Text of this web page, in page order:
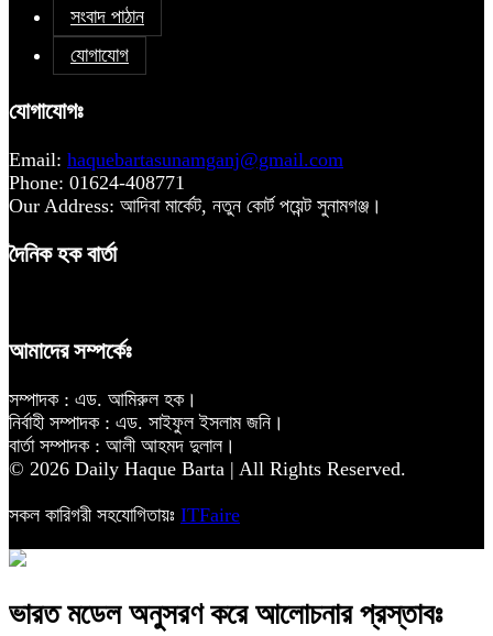
সংবাদ পাঠান
যোগাযোগ
যোগাযোগঃ
Email: haquebartasunamganj@gmail.com
Phone: 01624-408771
Our Address: আদিবা মার্কেট, নতুন কোর্ট পয়েন্ট সুনামগঞ্জ।
দৈনিক হক বার্তা
আমাদের সম্পর্কেঃ
সম্পাদক : এড. আমিরুল হক।
নির্বাহী সম্পাদক : এড. সাইফুল ইসলাম জনি।
বার্তা সম্পাদক : আলী আহমদ দুলাল।
© 2026 Daily Haque Barta | All Rights Reserved.
সকল কারিগরী সহযোগিতায়ঃ ITFaire
ভারত মডেল অনুসরণ করে আলোচনার প্রস্তাবঃ